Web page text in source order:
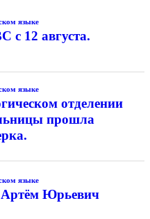
языке
с 12 августа.
языке
отделении
прошла
языке
Юрьевич